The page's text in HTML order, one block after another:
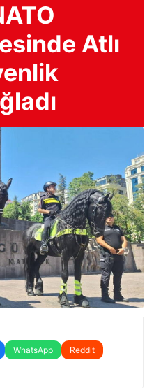
Atlı
WhatsApp
Reddit